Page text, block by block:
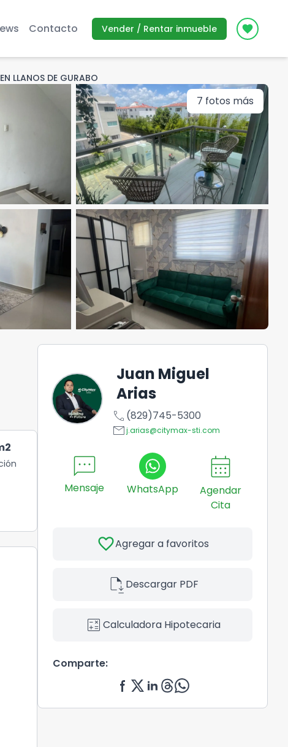
Contacto Vender / Rentar inmueble Icon
LLANOS DE GURABO
7 fotos más
Juan Miguel
Arias
call (829)745-5300
emailj.arias@citymax-sti.com
sms
Mensaje WhatsApp
calendar_month
Agendar
Cita
favoriteAgregar a favoritos
file_saveDescargar PDF
calculate Calculadora Hipotecaria
Comparte: